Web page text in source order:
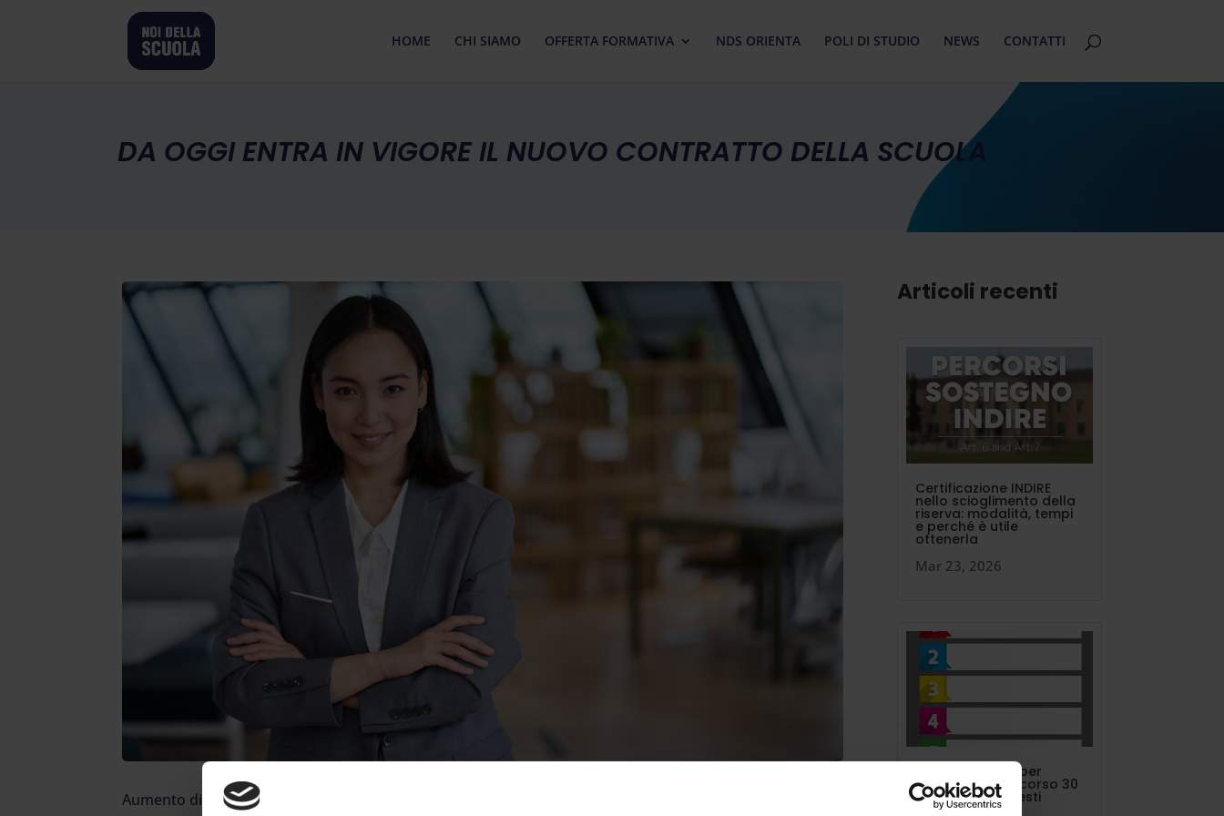
HOME CHI SIAMO OFFERTA FORMATIVA NDS ORIENTA POLI DI STUDIO NEWS CONTATTI
DA OGGI ENTRA IN VIGORE IL NUOVO CONTRATTO DELLA SCUOLA
Aumento di stipendio, introduzione del lavoro agile, valorizzazione della formazione degli insegnanti.
Articoli recenti
Certificazione INDIRE
nello scioglimento della
riserva: modalità, tempi
e perché è utile
ottenerla
Mar 23, 2026
I 24 punti in più per
concorso o percorso 30
CFU vanno richiesti